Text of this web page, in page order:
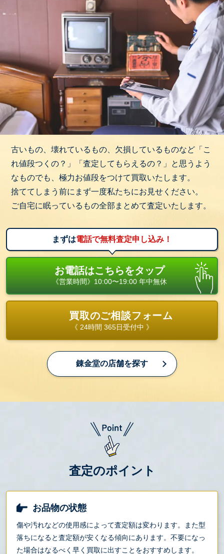
古いもの、壊れているもの、欠損しているものなど「こ
れ値段つくの？」「査定してもらえるの？」と思うよう
なものでも、極力お値段をつけて買取いたします。
捨ててしまう前にまず一度私たちにお見せください。
ご自宅に眠っているもの全部まとめて査定いたします。
まずは電話で無料査定申し込み！
お電話はこちらをタップ
《営業時間》10:00〜19:00 年中無休
買取のご相談フォーム
《 24時間 365日受付中 》
錬金堂の店舗を探す
査定のポイント
お品物の状態
傷や汚れなどの使用感によって査定額は変わります。また型
落ちになると査定額が安くなる傾向にあります。不要になっ
た場合はなるべく早く買取に出すことをおすすめします。